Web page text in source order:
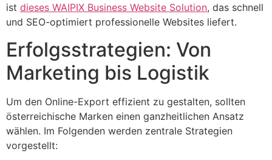
ist dieses WAIPIX Business Website Solution, das schnell
und SEO-optimiert professionelle Websites liefert.
Erfolgsstrategien: Von
Marketing bis Logistik
Um den Online-Export effizient zu gestalten, sollten
österreichische Marken einen ganzheitlichen Ansatz
wählen. Im Folgenden werden zentrale Strategien
vorgestellt: